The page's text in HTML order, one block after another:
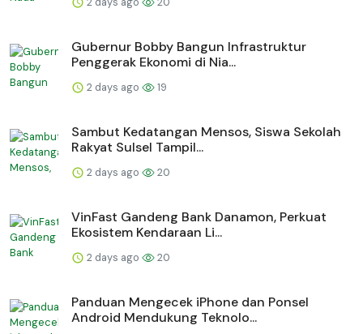
Gubernur Bobby Bangun Infrastruktur
Penggerak Ekonomi di Nia...
2 days ago 19
Sambut Kedatangan Mensos, Siswa Sekolah
Rakyat Sulsel Tampil...
2 days ago 20
VinFast Gandeng Bank Danamon, Perkuat
Ekosistem Kendaraan Li...
2 days ago 20
Panduan Mengecek iPhone dan Ponsel
Android Mendukung Teknolo...